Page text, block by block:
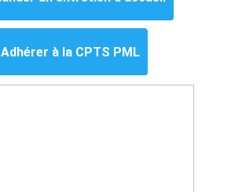
Adhérer à la CPTS PML